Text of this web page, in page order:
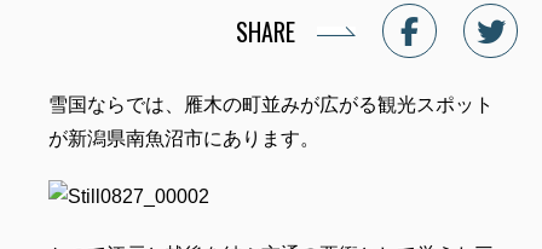
SHARE
雪国ならでは、雁木の町並みが広がる観光スポット
が新潟県南魚沼市にあります。